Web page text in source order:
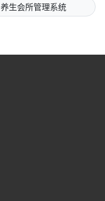
养生会所管理系统